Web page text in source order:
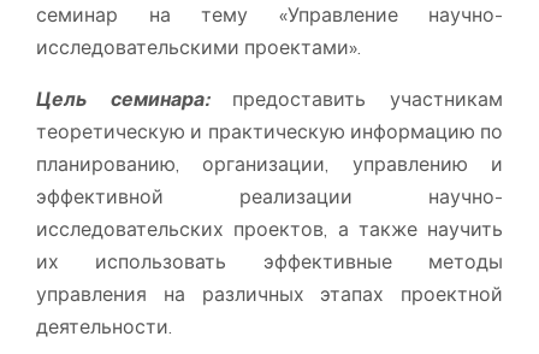
семинар на тему «Управление научно-
исследовательскими проектами».
Цель семинара:
предоставить участникам
теоретическую и практическую информацию по
планированию, организации, управлению и
эффективной реализации научно-
исследовательских проектов, а также научить
их использовать эффективные методы
управления на различных этапах проектной
деятельности.